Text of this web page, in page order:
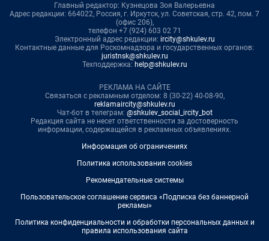
Главный редактор: Кузнецова Зоя Валерьевна
Адрес редакции: 664022, Россия, г. Иркутск, ул. Советская, стр. 42, пом. 7
(офис 206),
телефон +7 (924) 603 02 71
Электронный адрес редакции: ircity@shkulev.ru
Контактные данные для Роскомнадзора и государственных органов:
juristnsk@shkulev.ru
Техподдержка: help@shkulev.ru
РЕКЛАМА НА САЙТЕ
Связаться с рекламным отделом: 8 (30-22) 40-08-90,
reklamaircity@shkulev.ru
Чат-бот в телеграм: @shkulev_social_ircity_bot
Редакция сайта не несет ответственности за достоверность
информации, содержащейся в рекламных объявлениях.
Информация об ограничениях
Политика использования cookies
Рекомендательные системы
Пользовательское соглашение сервиса «Подписка без баннерной
рекламы»
Политика конфиденциальности и обработки персональных данных и
правила использования сайта